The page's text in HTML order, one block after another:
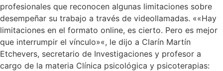
profesionales que reconocen algunas limitaciones sobre
desempeñar su trabajo a través de videollamadas. ««Hay
limitaciones en el formato online, es cierto. Pero es mejor
que interrumpir el vínculo»«, le dijo a Clarín Martín
Etchevers, secretario de Investigaciones y profesor a
cargo de la materia Clínica psicológica y psicoterapias: